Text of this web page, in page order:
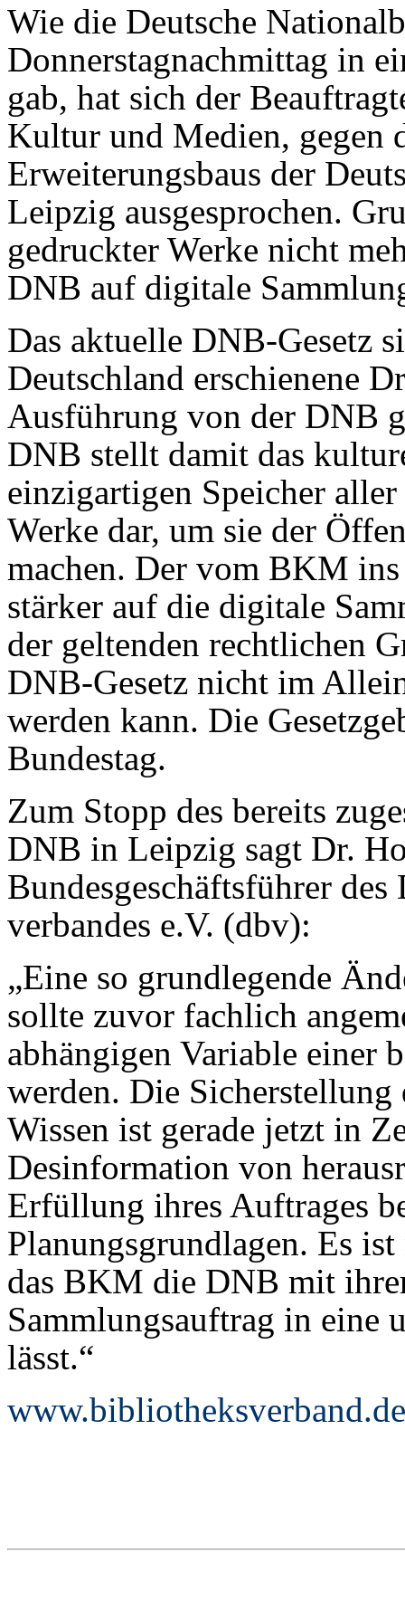
Wie die Deutsche
Donnerstagnachmittag in
gab, hat sich der
Kultur und Medien, gegen
Erweiterungsbaus der
Leipzig ausgesprochen.
gedruckter Werke nicht
DNB auf digitale
Das aktuelle DNB-Gesetz
Deutschland erschienene
Ausführung von der DNB
DNB stellt damit das
einzigartigen Speicher
Werke dar, um sie der
machen. Der vom BKM
stärker auf die digitale
der geltenden rechtlichen
DNB-Gesetz nicht im
werden kann. Die
Bundestag.
Zum Stopp des bereits
DNB in Leipzig sagt Dr.
Bundesgeschäftsführer
verbandes e.V. (dbv):
„Eine so grundlegende
sollte zuvor fachlich
abhängigen Variable einer
werden. Die Sicherstellung
Wissen ist gerade jetzt in
Desinformation von
Erfüllung ihres Auftrages
Planungsgrundlagen. Es
das BKM die DNB mit
Sammlungsauftrag in eine
lässt.“
www.bibliotheksverband.de